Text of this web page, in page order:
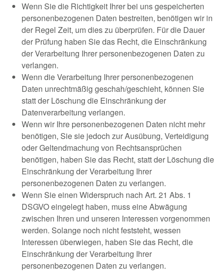
Wenn Sie die Richtigkeit Ihrer bei uns gespeicherten
personenbezogenen Daten bestreiten, benötigen wir in
der Regel Zeit, um dies zu überprüfen. Für die Dauer
der Prüfung haben Sie das Recht, die Einschränkung
der Verarbeitung Ihrer personenbezogenen Daten zu
verlangen.
Wenn die Verarbeitung Ihrer personenbezogenen
Daten unrechtmäßig geschah/geschieht, können Sie
statt der Löschung die Einschränkung der
Datenverarbeitung verlangen.
Wenn wir Ihre personenbezogenen Daten nicht mehr
benötigen, Sie sie jedoch zur Ausübung, Verteidigung
oder Geltendmachung von Rechtsansprüchen
benötigen, haben Sie das Recht, statt der Löschung die
Einschränkung der Verarbeitung Ihrer
personenbezogenen Daten zu verlangen.
Wenn Sie einen Widerspruch nach Art. 21 Abs. 1
DSGVO eingelegt haben, muss eine Abwägung
zwischen Ihren und unseren Interessen vorgenommen
werden. Solange noch nicht feststeht, wessen
Interessen überwiegen, haben Sie das Recht, die
Einschränkung der Verarbeitung Ihrer
personenbezogenen Daten zu verlangen.